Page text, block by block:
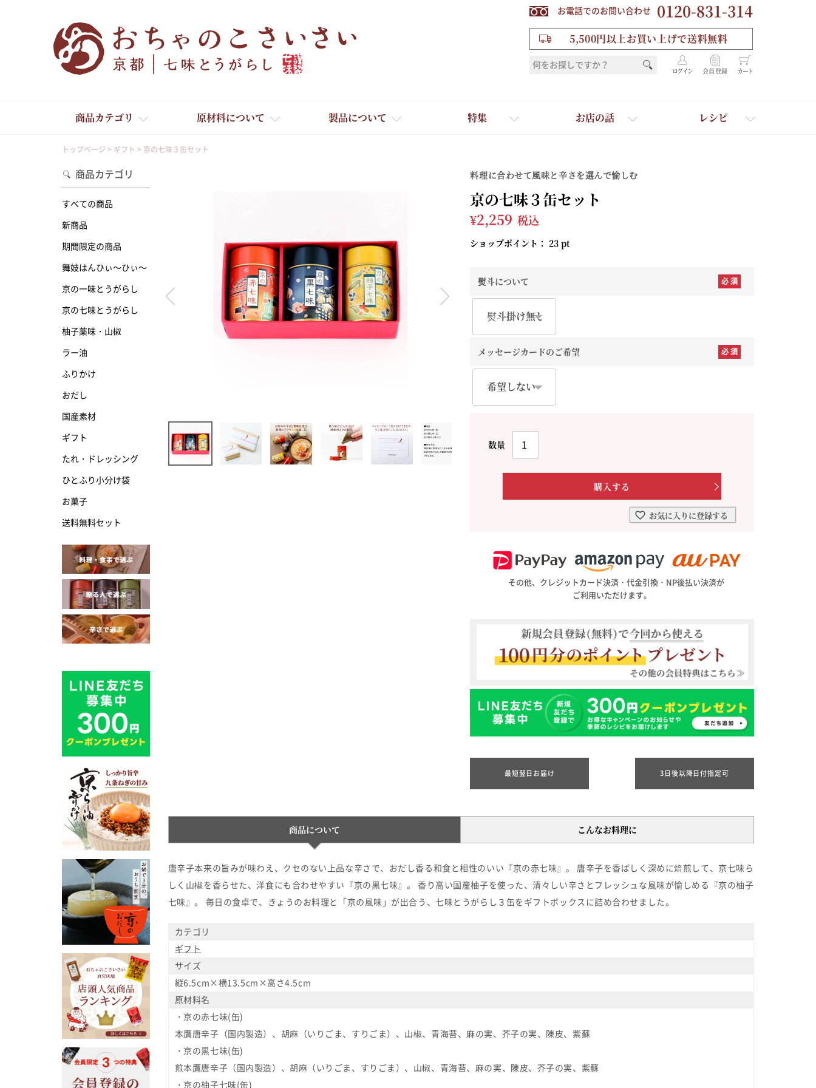
お電話でのお問い合わせ 0120-831-314
5,500円以上お買い上げで送料無料
ログイン 会員登録 カート
商品カテゴリ
舞妓はんひぃ～ひぃ～
京の一味とうがらし
京の七味とうがらし
ひとふり小分け袋
たれ・ドレッシング
おだし
お菓子
料理に合わせて一味・七味を選ぶ
お土産・ギフト 贈る人に合わせて一味・七味を選ぶ
とうがらしの辛さ別に一味・七味を選ぶ
原材料について 製品について 特集 お店の話 レシピ
トップページ ギフト 京の七味３缶セット
商品カテゴリ
すべての商品
新商品
期間限定の商品
舞妓はんひぃ～ひぃ～
京の一味とうがらし
京の七味とうがらし
柚子薬味・山椒
ラー油
ふりかけ
おだし
国産素材
ギフト
たれ・ドレッシング
ひとふり小分け袋
お菓子
送料無料セット
料理に合わせて風味と辛さを選んで愉しむ
京の七味３缶セット
¥2,259 税込
ショップポイント： 23 pt
熨斗について
メッセージカードのご希望
お気に入りに登録する
その他、クレジットカード決済・代金引換・NP後払い決済が
ご利用いただけます。
最短翌日お届け 3日後以降日付指定可
商品について こんなお料理に
唐辛子本来の旨みが味わえ、クセのない上品な辛さで、おだし香る和食と相性のいい『京の赤七味』。 唐辛子を香ばしく深めに焙煎して、京七味ら
しく山椒を香らせた、洋食にも合わせやすい『京の黒七味』。 香り高い国産柚子を使った、清々しい辛さとフレッシュな風味が愉しめる『京の柚子
七味』。 毎日の食卓で、きょうのお料理と「京の風味」が出合う、七味とうがらし３缶をギフトボックスに詰め合わせました。
カテゴリ
ギフト
サイズ
縦6.5cm×横13.5cm×高さ4.5cm
原材料名
・京の赤七味(缶)
本鷹唐辛子（国内製造）、胡麻（いりごま、すりごま）、山椒、青海苔、麻の実、芥子の実、陳皮、紫蘇
・京の黒七味(缶)
煎本鷹唐辛子（国内製造）、胡麻（いりごま、すりごま）、山椒、青海苔、麻の実、陳皮、芥子の実、紫蘇
・京の柚子七味(缶)